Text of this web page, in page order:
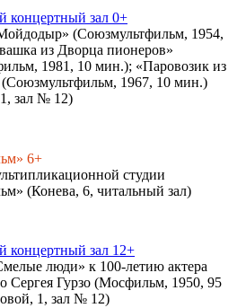
концертный зал 0+
(Союзмультфильм, 1954,
из Дворца пионеров»
1981, 10 мин.); «Паровозик из
1967, 10 мин.)
зал № 12)
6+
студии
(Конева, 6, читальный зал)
концертный зал 12+
люди» к 100-летию актера
Сергея Гурзо (Мосфильм, 1950, 95
1, зал № 12)